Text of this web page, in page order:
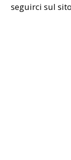
seguirci sul